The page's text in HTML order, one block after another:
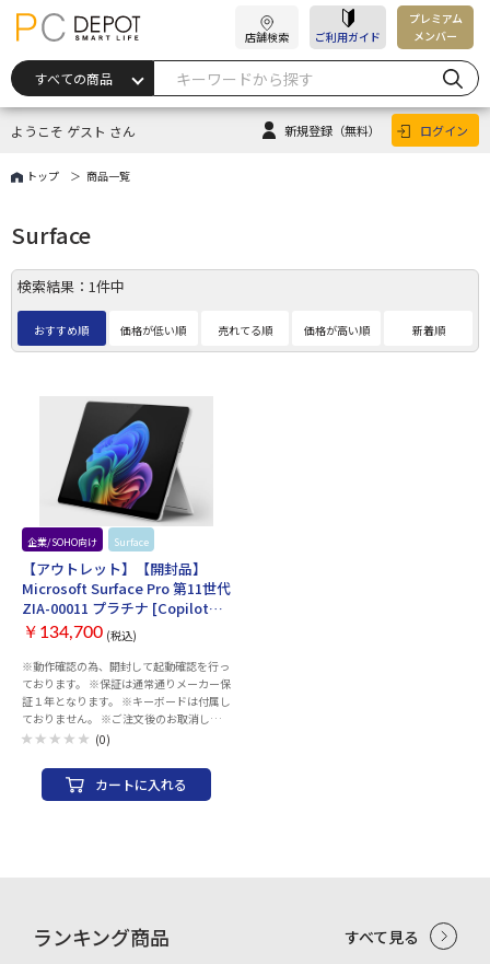
店舗検索 ご利用ガイド
プレミアム
メンバー
ようこそ ゲスト さん 新規登録 （無料） ログイン
トップ 商品一覧
Surface
検索結果：1件中
おすすめ順 価格が低い順 売れてる順 価格が高い順 新着順
企業/SOHO向け Surface
【アウトレット】【開封品】
Microsoft Surface Pro 第11世代
ZIA-00011 プラチナ [Copilot+
PC/13型/Win11
Home/Snapdragon X Elite/メ
モリ16GB/SSD512GB/Office]
￥134,700 (税込)
※動作確認の為、開封して起動確認を行っ
ております。 ※保証は通常通りメーカー保
証１年となります。 ※キーボードは付属し
ておりません。 ※ご注文後のお取消しは
承っておりません。予めご了承ください。
承っております。 商品のサポートに関する
お問い合わせは、当店からの納品書をご用
意いただき、 下記サポートにご連絡くださ
レージ容量：512GB メモリ容量：16GB
CPU：Snapdragon X Elite Office詳細：
(0)
カートに入れる
ランキング商品 すべて見る